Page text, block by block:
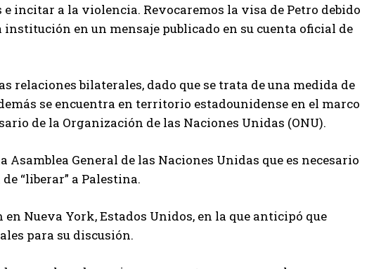
incitar a la violencia. Revocaremos la visa de Petro debido
en un mensaje publicado en su cuenta oficial de
relaciones bilaterales, dado que se trata de una medida de
se encuentra en territorio estadounidense en el marco
de la Organización de las Naciones Unidas (ONU).
General de las Naciones Unidas que es necesario
“liberar” a Palestina.
Nueva York, Estados Unidos, en la que anticipó que
para su discusión.